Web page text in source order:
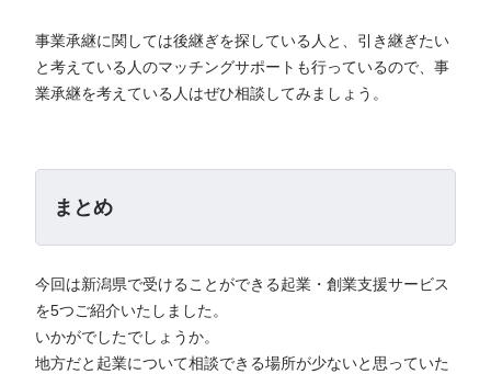
事業承継に関しては後継ぎを探している人と、引き継ぎたい
と考えている人のマッチングサポートも行っているので、事
業承継を考えている人はぜひ相談してみましょう。
まとめ
今回は新潟県で受けることができる起業・創業支援サービス
を5つご紹介いたしました。
いかがでしたでしょうか。
地方だと起業について相談できる場所が少ないと思っていた